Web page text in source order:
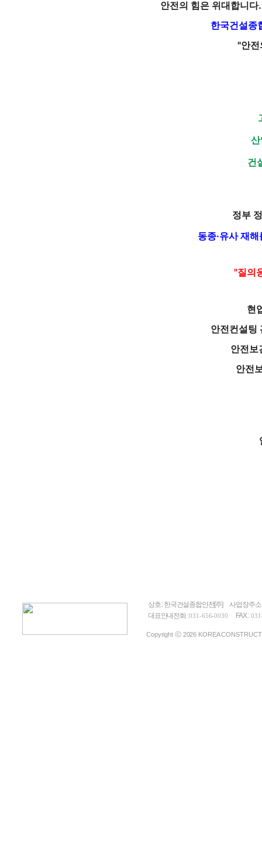
안전의 힘은 위대합니
한국건설종
"안전
건
정부
동종·유사 재
"질의
현
안전컨설팅
안전보
안전
상호 : 한국건설종합안전[주]
사업장주
대표안내전화 :031-656-0030 FAX :
Copyright ⓒ 2026 KOREA